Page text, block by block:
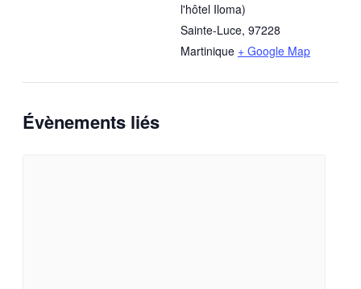
l'hôtel Iloma)
Sainte-Luce, 97228
Martinique + Google Map
Évènements liés